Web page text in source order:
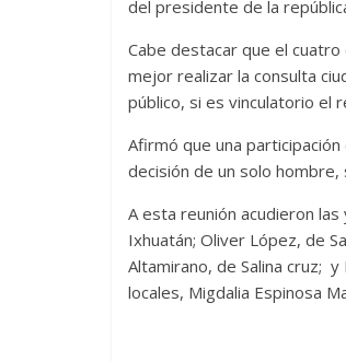
del presidente de la
Cabe destacar que el
mejor realizar la consulta
público, si es vinculatorio el
Afirmó que una
decisión de un solo hombre,
A esta reunión acudieron
Ixhuatán; Oliver López, de
Altamirano, de Salina cruz;
locales, Migdalia Espinosa